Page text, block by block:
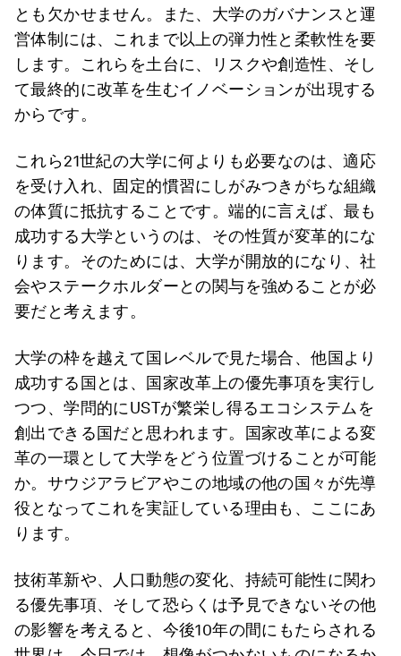
とも欠かせません。また、大学のガバナンスと運
営体制には、これまで以上の弾力性と柔軟性を要
します。これらを土台に、リスクや創造性、そし
て最終的に改革を生むイノベーションが出現する
からです。
これら21世紀の大学に何よりも必要なのは、適応
を受け入れ、固定的慣習にしがみつきがちな組織
の体質に抵抗することです。端的に言えば、最も
成功する大学というのは、その性質が変革的にな
ります。そのためには、大学が開放的になり、社
会やステークホルダーとの関与を強めることが必
要だと考えます。
大学の枠を越えて国レベルで見た場合、他国より
成功する国とは、国家改革上の優先事項を実行し
つつ、学問的にUSTが繁栄し得るエコシステムを
創出できる国だと思われます。国家改革による変
革の一環として大学をどう位置づけることが可能
か。サウジアラビアやこの地域の他の国々が先導
役となってこれを実証している理由も、ここにあ
ります。
技術革新や、人口動態の変化、持続可能性に関わ
る優先事項、そして恐らくは予見できないその他
の影響を考えると、今後10年の間にもたらされる